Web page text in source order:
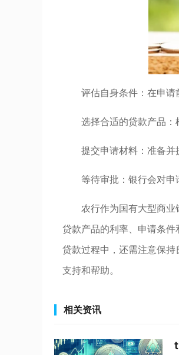
评估自身条件：在申请
选择合适的贷款产品：
提交申请材料：准备并
等待审批：银行会对申
农行作为国有大型商
贷款产品的利率、申请条
贷款过程中，还需注意保
支持和帮助。
相关资讯